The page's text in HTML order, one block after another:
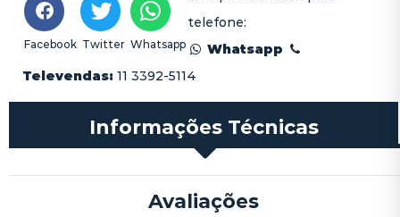
Facebook Twitter Whatsapp
telefone:
Whatsapp
Televendas: 11 3392-5114
Informações Técnicas
Avaliações